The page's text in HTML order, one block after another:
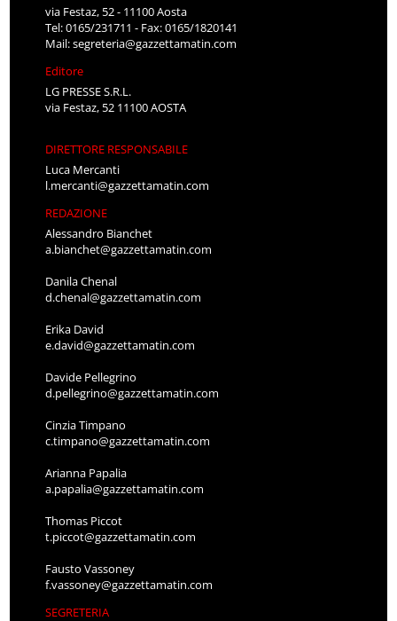
via Festaz, 52 - 11100 Aosta
Tel: 0165/231711 - Fax: 0165/1820141
Mail:segreteria@gazzettamatin.com
Editore
LG PRESSE S.R.L.
via Festaz, 52 11100 AOSTA
DIRETTORE RESPONSABILE
Luca Mercanti
l.mercanti@gazzettamatin.com
REDAZIONE
Alessandro Bianchet
a.bianchet@gazzettamatin.com
Danila Chenal
d.chenal@gazzettamatin.com
Erika David
e.david@gazzettamatin.com
Davide Pellegrino
d.pellegrino@gazzettamatin.com
Cinzia Timpano
c.timpano@gazzettamatin.com
Arianna Papalia
a.papalia@gazzettamatin.com
Thomas Piccot
t.piccot@gazzettamatin.com
Fausto Vassoney
f.vassoney@gazzettamatin.com
SEGRETERIA